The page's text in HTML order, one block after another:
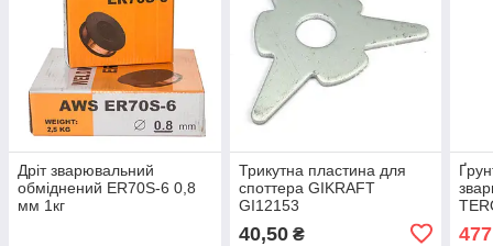
Дріт зварювальний
обміднений ER70S-6 0,8
мм 1кг
Трикутна пластина для
споттера GIKRAFT
GI12153
40,50₴